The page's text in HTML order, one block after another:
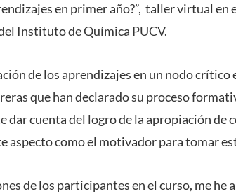
en primer año?”, taller virtual en
Instituto de Química PUCV.
de los aprendizajes en un nodo
que han declarado su proceso
dar cuenta del logro de la apropiación de
aspecto como el motivador para tomar
de los participantes en el curso, me he